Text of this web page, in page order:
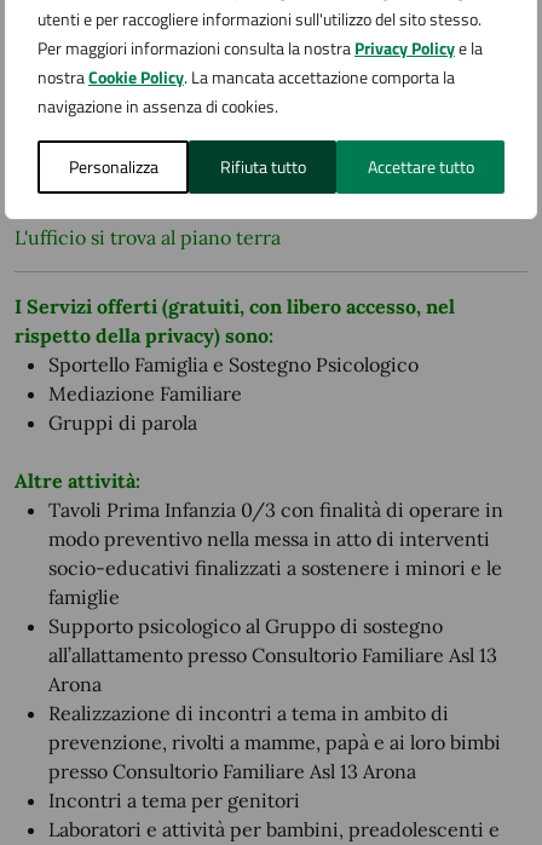
utenti e per raccogliere informazioni sull'utilizzo del sito stesso.
Per maggiori informazioni consulta la nostraPrivacy Policye la
nostraCookie Policy. La mancata accettazione comporta la
navigazione in assenza di cookies.
Personalizza Rifiuta tutto Accettare tutto
Ulteriori informazioni
ORARIO DI RICEVIMENTO:Il Centro Famiglia
riceve solo su appuntamento
telefonicamente al 338.9338164 o con richiesta via mail
centrofamiglia@comune.arona.no.it
L'ufficio si trova al piano terra
I Servizi offerti (gratuiti, con libero accesso, nel
rispetto della privacy) sono:
Sportello Famiglia e Sostegno Psicologico
Mediazione Familiare
Gruppi di parola
Altre attività:
Tavoli Prima Infanzia 0/3 con finalità di operare in
modo preventivo nella messa in atto di interventi
socio-educativi finalizzati a sostenere i minori e le
famiglie
Supporto psicologico al Gruppo di sostegno
all’allattamento presso Consultorio Familiare Asl 13
Arona
Realizzazione di incontri a tema in ambito di
prevenzione, rivolti a mamme, papà e ai loro bimbi
presso Consultorio Familiare Asl 13 Arona
Incontri a tema per genitori
Laboratori e attività per bambini, preadolescenti e